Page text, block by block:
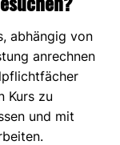
abhängig von
anrechnen
Kurs zu
und mit